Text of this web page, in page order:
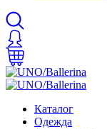
Каталог
Одежда